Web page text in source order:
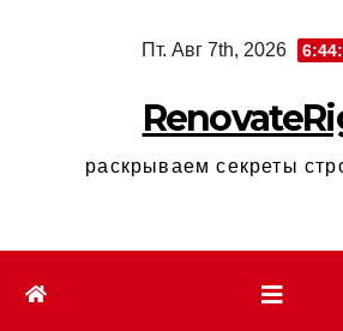
Пт. Авг 7th, 2026
раскрываем секреты